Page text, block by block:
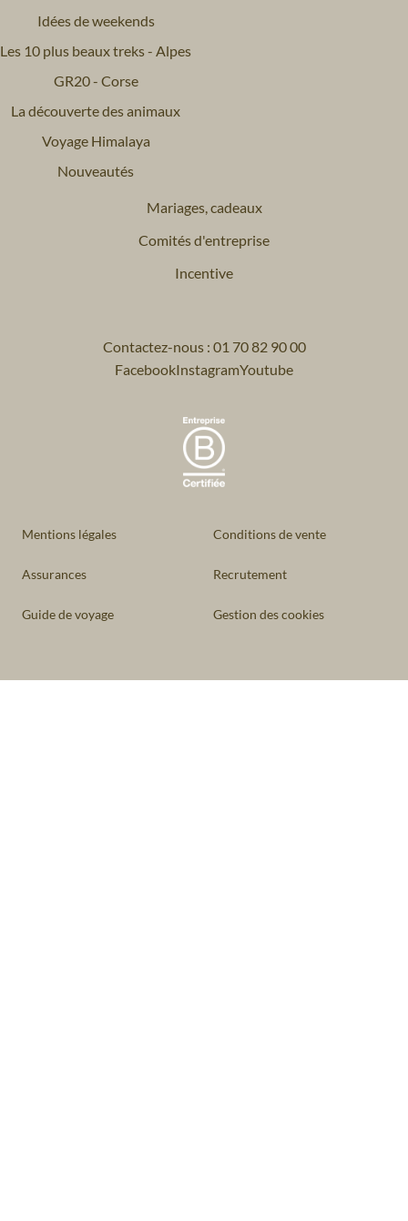
Idées de weekends
Les 10 plus beaux treks - Alpes
GR20 - Corse
La découverte des animaux
Voyage Himalaya
Nouveautés
Mariages, cadeaux
Comités d'entreprise
Incentive
Contactez-nous : 01 70 82 90 00
FacebookInstagramYoutube
Mentions légales Conditions de vente
Assurances Recrutement
Guide de voyage Gestion des cookies